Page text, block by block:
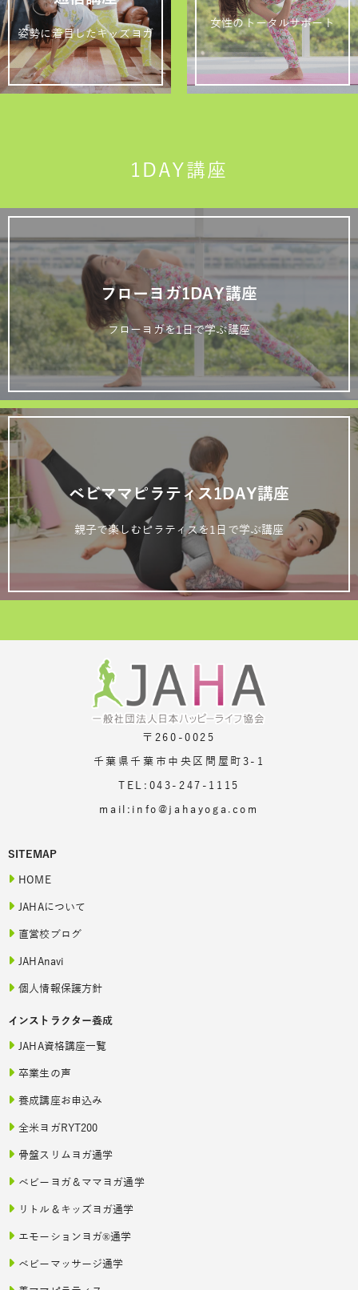
姿勢に着目したキッズヨガ
女性のトータルサポート
1DAY講座
フローヨガ1DAY講座
フローヨガを1日で学ぶ講座
ベビママピラティス1DAY講座
親子で楽しむピラティスを1日で学ぶ講座
〒260-0025
千葉県千葉市中央区問屋町3-1
TEL:043-247-1115
mail:info@jahayoga.com
SITEMAP
HOME
JAHAについて
直営校ブログ
JAHAnavi
個人情報保護方針
インストラクター養成
JAHA資格講座一覧
卒業生の声
養成講座お申込み
全米ヨガRYT200
骨盤スリムヨガ通学
ベビーヨガ＆ママヨガ通学
リトル＆キッズヨガ通学
エモーションヨガ®通学
ベビーマッサージ通学